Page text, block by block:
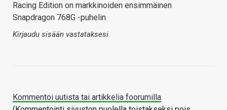
Racing Edition on markkinoiden ensimmäinen
Snapdragon 768G -puhelin
Kirjaudu sisään vastataksesi
Kommentoi uutista tai artikkelia foorumilla